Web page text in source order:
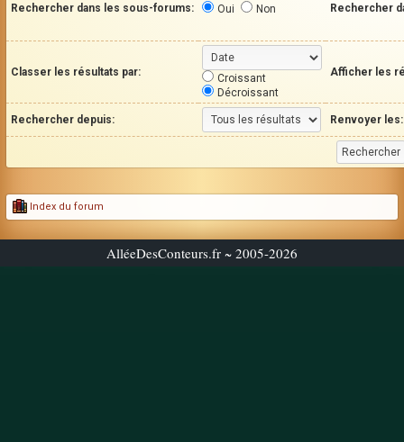
Rechercher dans les sous-forums: Oui Non Rechercher
Classer les résultats par:
Croissant
Décroissant
Afficher les
Rechercher depuis: Renvoyer les:
Index du forum
AlléeDesConteurs.fr ~ 2005-2026